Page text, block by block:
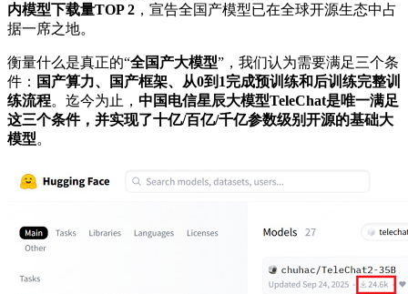
内模型下载量TOP 2 ，宣告全国产模型已在全球开源生态中占
据一席之地。
衡量什么是真正的“全国产大模型”，我们认为需要满足三个条
件： 国产算力、国产框架、从0到1完成预训练和后训练完整训
练流程。迄今为止， 中国电信星辰大模型TeleChat是唯一满足
这三个条件，并实现了十亿/百亿/千亿参数级别开源的基础大
模型。